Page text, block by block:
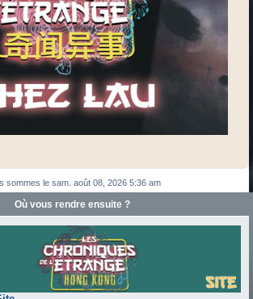
sommes le sam. août 08, 2026 5:36 am
Où vous rendre ensuite ?